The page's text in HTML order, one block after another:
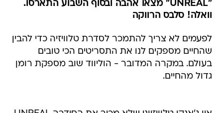
לפעמים לא צריך להתמכר לסדרת טלוויזיה כדי להבין
בעולם. במקרה המדובר - הוליווד שוב מספקת רומן
גדול מהחיים.